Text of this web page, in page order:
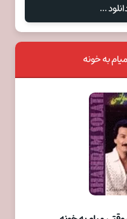
...
به خونه